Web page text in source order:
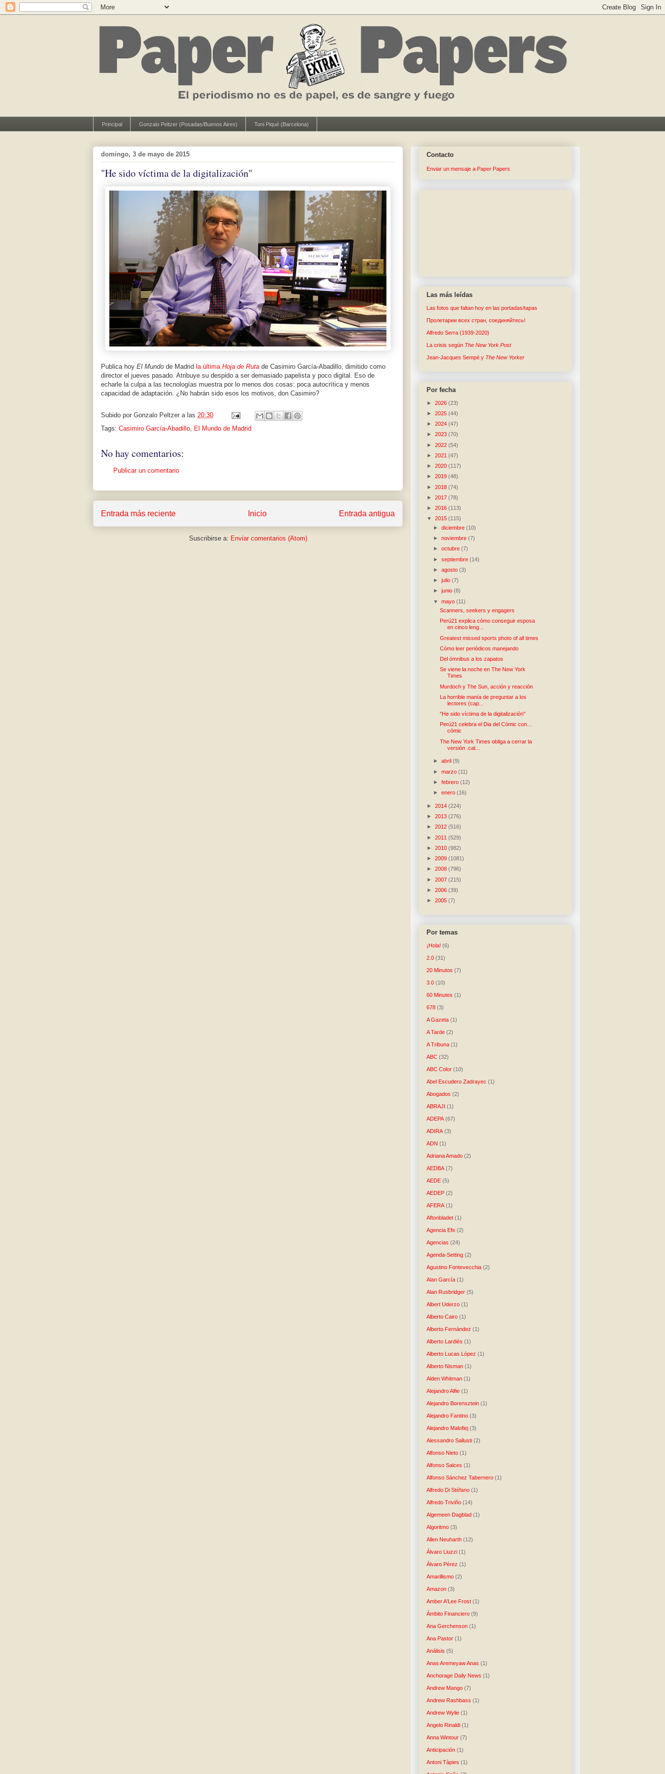
Principal Gonzalo Peltzer (Posadas/Buenos Aires) Toni Piqué (Barcelona)
domingo, 3 de mayo de 2015
"He sido víctima de la digitalización"
Publica hoy El Mundo de Madrid la última Hoja de Ruta de Casimiro García-Abadillo, dimitido como
director el jueves pasado. Atribuye su despido a ser demasiado papelista y poco digital. Eso de
echarle la culpa a las tecnologías muestra por lo menos dos cosas: poca autocrítica y menos
capacidad de adaptación. ¿No habrán sido esos los motivos, don Casimiro?
Subido por Gonzalo Peltzer a las 20:30
Tags: Casimiro García-Abadillo, El Mundo de Madrid
No hay comentarios:
Publicar un comentario
Entrada más reciente Entrada antigua
Inicio
Suscribirse a: Enviar comentarios (Atom)
Contacto
Enviar un mensaje a Paper Papers
Las más leídas
Las fotos que faltan hoy en las portadas/tapas
Пролетарии всех стран, соединяйтесь!
Alfredo Serra (1939-2020)
La crisis según The New York Post
Jean-Jacques Sempé y The New Yorker
Por fecha
► 2026 (23)
► 2025 (44)
► 2024 (47)
► 2023 (70)
► 2022 (54)
► 2021 (47)
► 2020 (117)
► 2019 (48)
► 2018 (74)
► 2017 (78)
► 2016 (113)
▼ 2015 (115)
►diciembre(10)
►noviembre(7)
►octubre(7)
►septiembre(14)
►agosto(3)
►julio(7)
►junio(8)
▼mayo(11)
Scanners, seekers y engagers
Perú21 explica cómo conseguir esposa
en cinco leng...
Greatest missed sports photo of all times
Cómo leer periódicos manejando
Del ómnibus a los zapatos
Se viene la noche en The New York
Times
Murdoch y The Sun, acción y reacción
La horrible manía de preguntar a los
lectores (cap...
"He sido víctima de la digitalización"
Perú21 celebra el Dia del Cómic con…
cómic
The New York Times obliga a cerrar la
versión .cat...
►abril(9)
►marzo(11)
►febrero(12)
►enero(16)
► 2014 (224)
► 2013 (276)
► 2012 (516)
► 2011 (529)
► 2010 (982)
► 2009 (1081)
► 2008 (796)
► 2007 (215)
► 2006 (39)
► 2005 (7)
Por temas
¡Hola! (6)
2.0 (31)
20 Minutos (7)
3.0 (10)
60 Minutes (1)
678 (3)
A Gazeta (1)
A Tarde (2)
A Tribuna (1)
ABC (32)
ABC Color (10)
Abel Escudero Zadrayec (1)
Abogados (2)
ABRAJI (1)
ADEPA (67)
ADIRA (3)
ADN (1)
Adriana Amado (2)
AEDBA (7)
AEDE (5)
AEDEP (2)
AFERA (1)
Aftonbladet (1)
Agencia Efe (2)
Agencias (24)
Agenda-Setting (2)
Agustino Fontevecchia (2)
Alan García (1)
Alan Rusbridger (5)
Albert Uderzo (1)
Alberto Cairo (1)
Alberto Fernández (1)
Alberto Lardiés (1)
Alberto Lucas López (1)
Alberto Nisman (1)
Alden Whitman (1)
Alejandro Alfie (1)
Alejandro Borensztein (1)
Alejandro Fantino (3)
Alejandro Malofiej (3)
Alessandro Sallusti (2)
Alfonso Nieto (1)
Alfonso Salces (1)
Alfonso Sánchez Tabernero (1)
Alfredo Di Stéfano (1)
Alfredo Triviño (14)
Algemeen Dagblad (1)
Algoritmo (3)
Allen Neuharth (12)
Álvaro Liuzzi (1)
Álvaro Pérez (1)
Amarillismo (2)
Amazon (3)
Amber A'Lee Frost (1)
Ámbito Financiero (9)
Ana Gerchenson (1)
Ana Pastor (1)
Análisis (5)
Anas Aremeyaw Anas (1)
Anchorage Daily News (1)
Andrew Mango (7)
Andrew Rashbass (1)
Andrew Wylie (1)
Angelo Rinaldi (1)
Anna Wintour (7)
Anticipación (1)
Antoni Tàpies (1)